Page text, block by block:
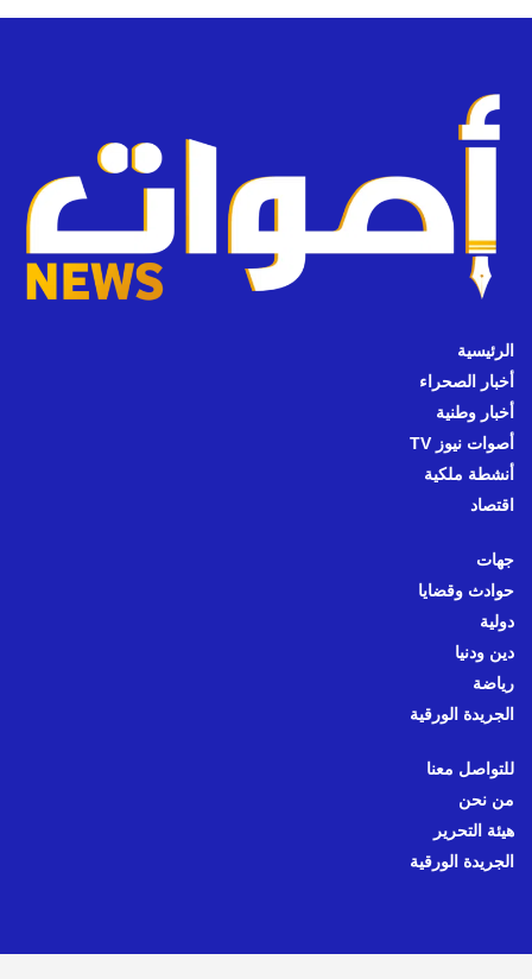
الرئيسية
أخبار الصحراء
أخبار وطنية
أصوات نيوز TV
أنشطة ملكية
اقتصاد
جهات
حوادث وقضايا
دولية
دين ودنيا
رياضة
الجريدة الورقية
للتواصل معنا
من نحن
هيئة التحرير
الجريدة الورقية